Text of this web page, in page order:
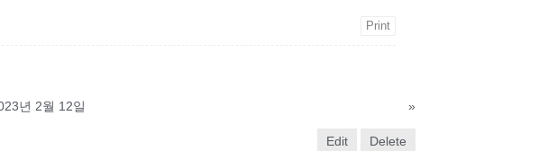
Print
년 2월 12일 »
Edit Delete